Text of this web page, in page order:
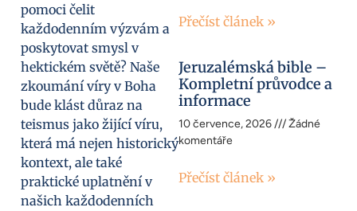
pomoci čelit
každodenním výzvám a
poskytovat smysl v
hektickém světě? Naše
zkoumání víry v Boha
bude klást důraz na
teismus jako žijící víru,
která má nejen historický
kontext, ale také
praktické uplatnění v
našich každodenních
Přečíst článek »
Jeruzalémská bible –
Kompletní průvodce a
informace
10 července, 2026
Žádné
komentáře
Přečíst článek »